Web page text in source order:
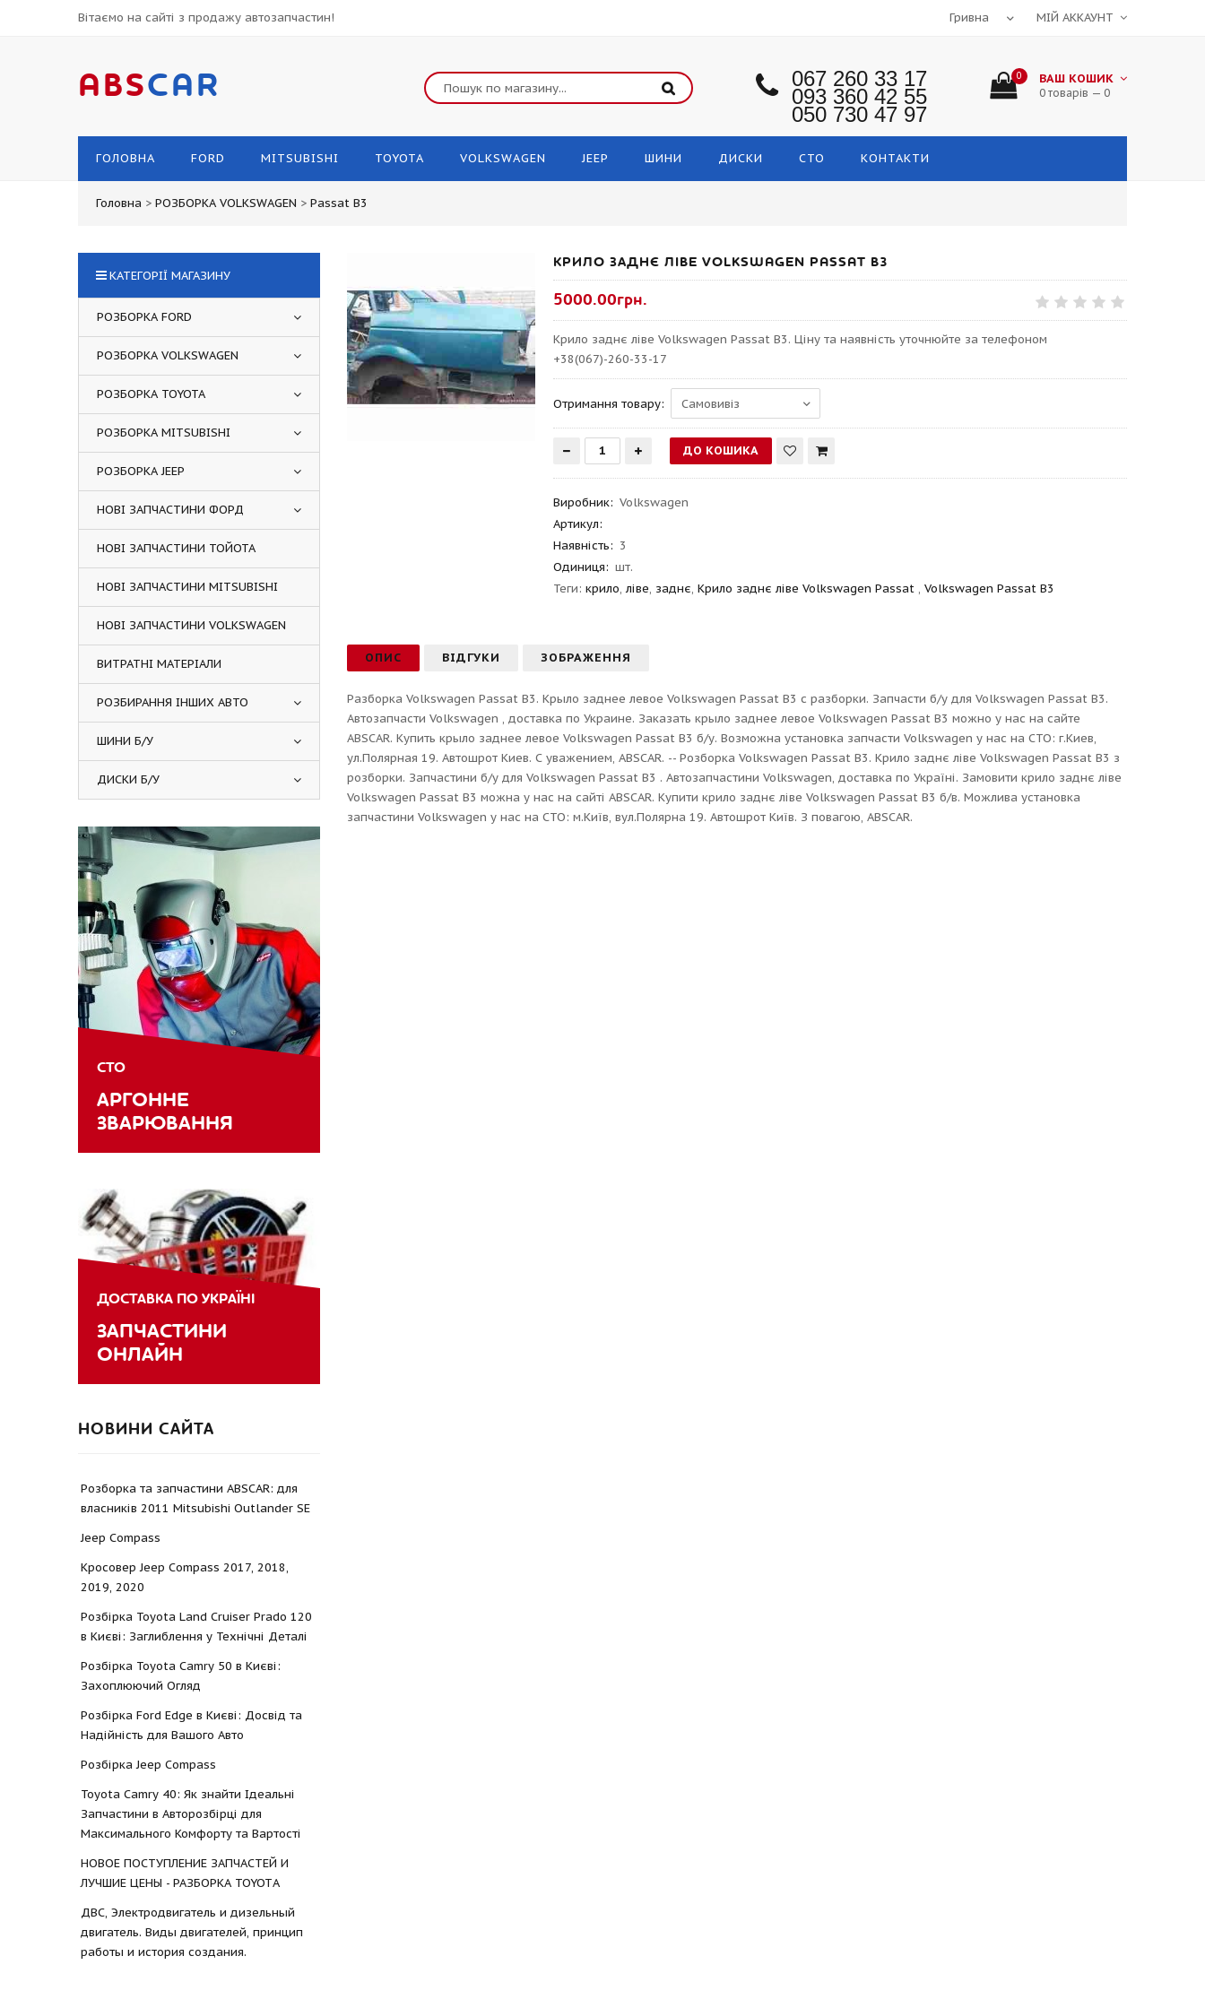
Вітаємо на сайті з продажу автозапчастин! МІЙ АККАУНТ
ABSCAR 067 260 33 17
093 360 42 55
050 730 47 97
0 ВАШ КОШИК
0 товарів — 0
ГОЛОВНА FORD MITSUBISHI TOYOTA VOLKSWAGEN JEEP ШИНИ ДИСКИ СТО КОНТАКТИ
Головна > РОЗБОРКА VOLKSWAGEN > Passat B3
КРИЛО ЗАДНЄ ЛІВЕ VOLKSWAGEN PASSAT B3
5000.00грн.
Крило заднє ліве Volkswagen Passat B3. Ціну та наявність уточнюйте за телефоном
+38(067)-260-33-17
Отримання товару:
Виробник: Volkswagen
Артикул:
Наявність: 3
Одиниця: шт.
Теги:крило,ліве, заднє,Крило заднє ліве Volkswagen Passat ,Volkswagen Passat B3
ОПИС ВІДГУКИ ЗОБРАЖЕННЯ
Разборка Volkswagen Passat B3. Крыло заднее левое Volkswagen Passat B3 с разборки. Запчасти б/у для Volkswagen Passat B3.
Автозапчасти Volkswagen , доставка по Украине. Заказать крыло заднее левое Volkswagen Passat B3 можно у нас на сайте
ABSCAR. Купить крыло заднее левое Volkswagen Passat B3 б/у. Возможна установка запчасти Volkswagen у нас на СТО: г.Киев,
ул.Полярная 19. Автошрот Киев. С уважением, ABSCAR. -- Розборка Volkswagen Passat B3. Крило заднє ліве Volkswagen Passat B3 з
розборки. Запчастини б/у для Volkswagen Passat B3 . Автозапчастини Volkswagen, доставка по Україні. Замовити крило заднє ліве
Volkswagen Passat B3 можна у нас на сайті ABSCAR. Купити крило заднє ліве Volkswagen Passat B3 б/в. Можлива установка
запчастини Volkswagen у нас на СТО: м.Київ, вул.Полярна 19. Автошрот Київ. З повагою, ABSCAR.
КАТЕГОРІЇ МАГАЗИНУ
РОЗБОРКА FORD
РОЗБОРКА VOLKSWAGEN
РОЗБОРКА TOYOTA
РОЗБОРКА MITSUBISHI
РОЗБОРКА JEEP
НОВІ ЗАПЧАСТИНИ ФОРД
НОВІ ЗАПЧАСТИНИ ТОЙОТА
НОВІ ЗАПЧАСТИНИ MITSUBISHI
НОВІ ЗАПЧАСТИНИ VOLKSWAGEN
ВИТРАТНІ МАТЕРІАЛИ
РОЗБИРАННЯ ІНШИХ АВТО
ШИНИ Б/У
ДИСКИ Б/У
СТО
АРГОННЕ
ЗВАРЮВАННЯ
ДОСТАВКА ПО УКРАЇНІ
ЗАПЧАСТИНИ
ОНЛАЙН
НОВИНИ САЙТА
Розборка та запчастини ABSCAR: для
власників 2011 Mitsubishi Outlander SE
Jeep Compass
Кросовер Jeep Compass 2017, 2018,
2019, 2020
Розбірка Toyota Land Cruiser Prado 120
в Києві: Заглиблення у Технічні Деталі
Розбірка Toyota Camry 50 в Києві:
Захоплюючий Огляд
Розбірка Ford Edge в Києві: Досвід та
Надійність для Вашого Авто
Розбірка Jeep Compass
Toyota Camry 40: Як знайти Ідеальні
Запчастини в Авторозбірці для
Максимального Комфорту та Вартості
НОВОЕ ПОСТУПЛЕНИЕ ЗАПЧАСТЕЙ И
ЛУЧШИЕ ЦЕНЫ - РАЗБОРКА TOYOTА
ДВС, Электродвигатель и дизельный
двигатель. Виды двигателей, принцип
работы и история создания.